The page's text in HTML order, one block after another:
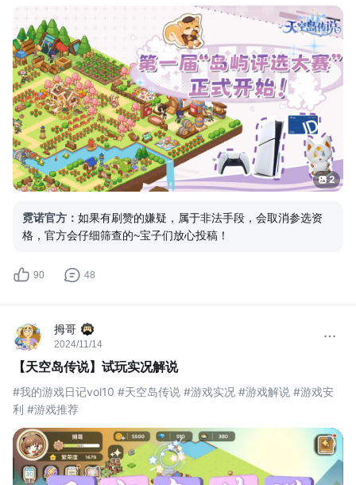
**一等奖点赞数据统计截止时间为5月19日 0点
本次活动抽奖中奖楼层数+名单如下：
※获奖的玩家请7个工作日内联系我们官方客服QQ：3783992909，
申请好友备注为“taptap+
2
霓诺官方 ： 如果有刷赞的嫌疑，属于非法手段，会取消参选资
格，官方会仔细筛查的~宝子们放心投稿！
90 48
拇哥
2024/11/14
【天空岛传说】试玩实况解说
#我的游戏日记vol10 #天空岛传说 #游戏实况 #游戏解说 #游戏安
利 #游戏推荐